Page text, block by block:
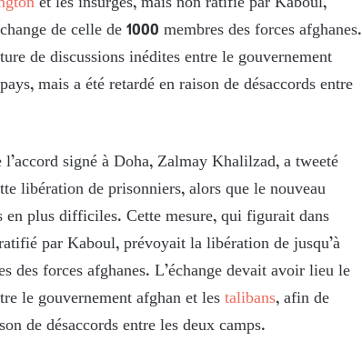
de celle de 1000 membres des forces afghanes.
de discussions inédites entre le gouvernement
mais a été retardé en raison de désaccords entre
signé à Doha, Zalmay Khalilzad, a tweeté
libération de prisonniers, alors que le nouveau
plus difficiles. Cette mesure, qui figurait dans
par Kaboul, prévoyait la libération de jusqu’à
des forces afghanes. L’échange devait avoir lieu le
le gouvernement afghan et lestalibans, afin de
de désaccords entre les deux camps.